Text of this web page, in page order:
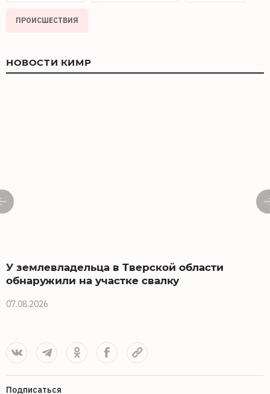
ПРОИСШЕСТВИЯ
НОВОСТИ КИМР
У землевладельца в Тверской области
обнаружили на участке свалку
07.08.2026
Подписаться